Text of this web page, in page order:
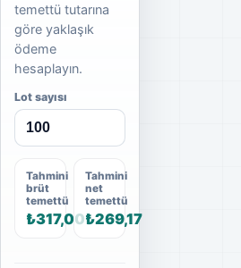
temettü tutarına
göre yaklaşık
ödeme
hesaplayın.
Lot sayısı
Tahmini
brüt
temettü
₺317,00
Tahmini
net
temettü
₺269,17